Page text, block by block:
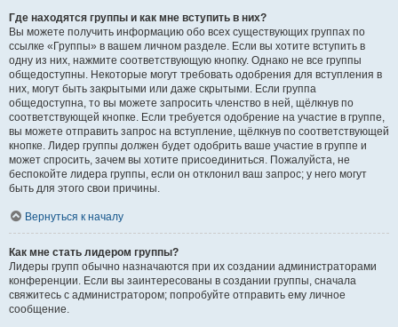
Где находятся группы и как мне вступить в них?
Вы можете получить информацию обо всех существующих группах по
ссылке «Группы» в вашем личном разделе. Если вы хотите вступить в
одну из них, нажмите соответствующую кнопку. Однако не все группы
общедоступны. Некоторые могут требовать одобрения для вступления в
них, могут быть закрытыми или даже скрытыми. Если группа
общедоступна, то вы можете запросить членство в ней, щёлкнув по
соответствующей кнопке. Если требуется одобрение на участие в группе,
вы можете отправить запрос на вступление, щёлкнув по соответствующей
кнопке. Лидер группы должен будет одобрить ваше участие в группе и
может спросить, зачем вы хотите присоединиться. Пожалуйста, не
беспокойте лидера группы, если он отклонил ваш запрос; у него могут
быть для этого свои причины.
Вернуться к началу
Как мне стать лидером группы?
Лидеры групп обычно назначаются при их создании администраторами
конференции. Если вы заинтересованы в создании группы, сначала
свяжитесь с администратором; попробуйте отправить ему личное
сообщение.